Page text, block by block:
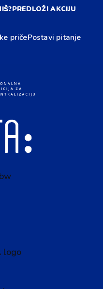
PREDLOŽI AKCIJU
pričePostavi pitanje